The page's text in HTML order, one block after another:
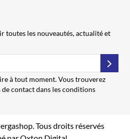
toutes les nouveautés, actualité et
à tout moment. Vous trouverez
contact dans les conditions
Tous droits réservés